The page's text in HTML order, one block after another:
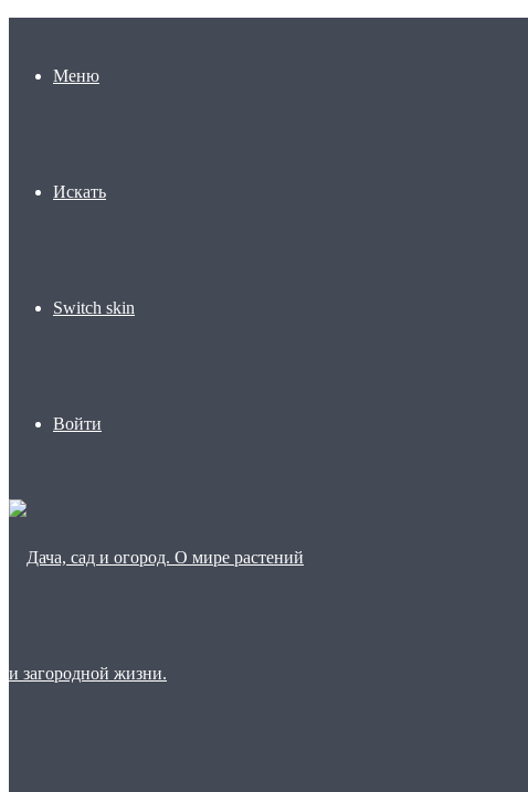
Меню
Искать
Switch skin
Войти